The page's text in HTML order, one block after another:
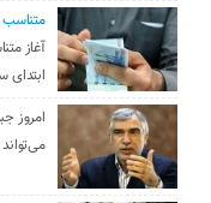
آغاز
ابتدای
امروز